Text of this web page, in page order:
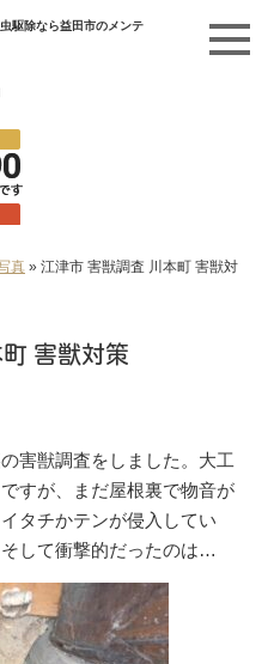
駆除なら益田市のメンテ
真 » 江津市 害獣調査 川本町 害獣対
害獣対策
害獣調査をしました。大工
すが、まだ屋根裏で物音が
タチかテンが侵入してい
して衝撃的だったのは…